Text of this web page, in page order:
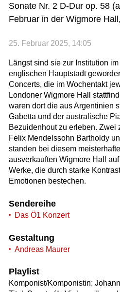
Sonate Nr. 2 D-Dur op. 58
Februar in der Wigmore
25. Februar 2025, 14:05
Längst sind sie zur Institution
englischen Hauptstadt
Concerts, die im Wochentakt
Londoner Wigmore Hall
waren dort die aus Argentinien
Gabetta und der australische
Bezuidenhout zu erleben. Zwei
Felix Mendelssohn Bartholdy
standen bei diesem
ausverkauften Wigmore Hall
Werke, die durch starke
Emotionen bestechen.
Sendereihe
Das Ö1 Konzert
Gestaltung
Andreas Maurer
Playlist
Komponist/Komponistin: